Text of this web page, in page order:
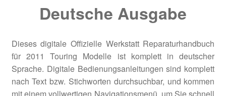
Deutsche Ausgabe
Dieses digitale Offizielle Werkstatt Reparaturhandbuch
für 2011 Touring Modelle ist komplett in deutscher
Sprache. Digitale Bedienungsanleitungen sind komplett
nach Text bzw. Stichworten durchsuchbar, und kommen